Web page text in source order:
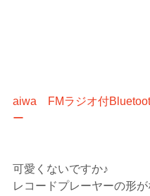
aiwa　FMラジオ付
ー
可愛くないですか♪
レコードプレーヤーの形